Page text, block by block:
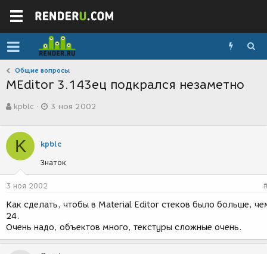
Общие вопросы
MEditor 3.143ец подкрался незаметно
в
о
р
т
е
м
ы
kpblc
а
с
з
д
и
3 ноя 2002
K kpblc
Знаток
3 ноя 2002
Как сделать, чтобы в Material Editor стеков было больше,
24.
Очень надо, объектов много, текстуры сложные очень.